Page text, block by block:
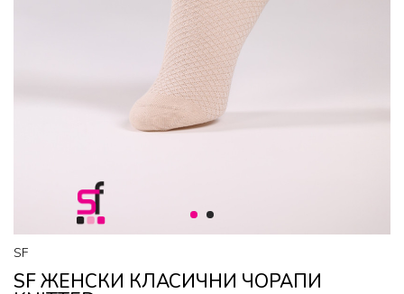
1 2
SF
SF ЖЕНСКИ КЛАСИЧНИ ЧОРАПИ